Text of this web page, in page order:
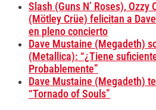
Slash (Guns N’ Roses), Ozzy
(Mötley Crüe) felicitan a
en pleno concierto
Dave Mustaine (Megadeth)
(Metallica): “¿Tiene
Probablemente”
Dave Mustaine (Megadeth)
“Tornado of Souls”